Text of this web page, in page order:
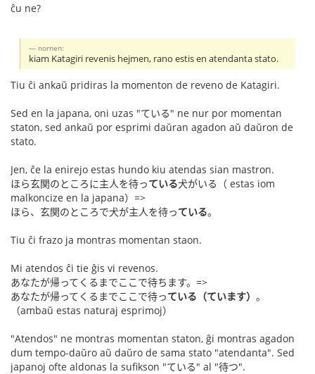
ĉu ne?
nornen:
kiam Katagiri revenis hejmen, rano estis en atendanta stato.
Tiu ĉi ankaŭ pridiras la momenton de reveno de Katagiri.
Sed en la japana, oni uzas "ている" ne nur por momentan
staton, sed ankaŭ por esprimi daŭran agadon aŭ daŭron de
stato.
Jen, ĉe la enirejo estas hundo kiu atendas sian mastron.
ほら玄関のところに主人を待っている犬がいる（ estas iom
malkoncize en la japana）=>
ほら、玄関のところで犬が主人を待っている。
Tiu ĉi frazo ja montras momentan staon.
Mi atendos ĉi tie ĝis vi revenos.
あなたが帰ってくるまでここで待ちます。=>
あなたが帰ってくるまでここで待っている（ています） 。
（ambaŭ estas naturaj esprimoj）
"Atendos" ne montras momentan staton, ĝi montras agadon
dum tempo-daŭro aŭ daŭro de sama stato "atendanta". Sed
japanoj ofte aldonas la sufikson "ている" al "待つ".